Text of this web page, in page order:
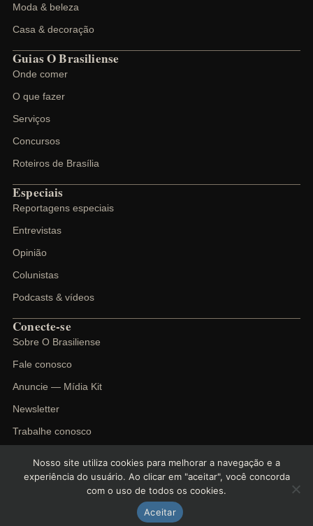
Moda & beleza
Casa & decoração
Guias O Brasiliense
Onde comer
O que fazer
Serviços
Concursos
Roteiros de Brasília
Especiais
Reportagens especiais
Entrevistas
Opinião
Colunistas
Podcasts & vídeos
Conecte-se
Sobre O Brasiliense
Fale conosco
Anuncie — Mídia Kit
Newsletter
Trabalhe conosco
O Brasiliense. Todos os direitos reservados.
Termos de uso Cookies
Nosso site utiliza cookies para melhorar a navegação e a
experiência do usuário. Ao clicar em "aceitar", você concorda
com o uso de todos os cookies.
Aceitar